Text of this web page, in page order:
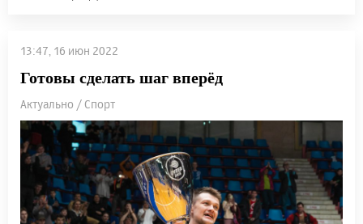
13:47, 16 июн 2022
Готовы сделать шаг вперёд
Актуально / Спорт